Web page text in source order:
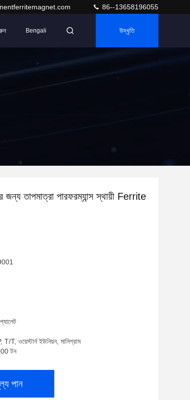
86--13658196055
Bengali উদ্ধৃতি
জন্য তাপমাত্রা পারফরম্যান্স স্থায়ী Ferrite
ওয়েস্টার্ন ইউনিয়ন, মানিগ্রাম
টন
পান